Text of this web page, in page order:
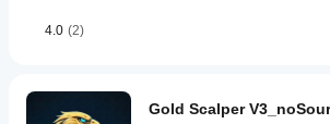
4.0 (2)
Gold Scalper